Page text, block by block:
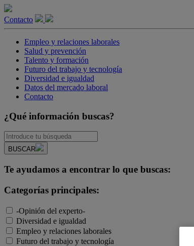
Contacto
Empleo y relaciones laborales
Salud y prevención
Talento y formación
Futuro del trabajo y tecnología
Diversidad e igualdad
Datos del mercado laboral
Contacto
¿Qué información buscas?
BUSCAR
Te ayudamos a encontrar lo que buscas:
Categorías principales:
-Opinión del experto-
Diversidad e igualdad
Empleo y relaciones laborales
Futuro del trabajo y tecnología